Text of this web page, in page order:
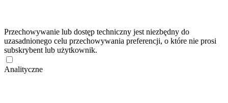
Przechowywanie lub dostęp techniczny jest niezbędny do
uzasadnionego celu przechowywania preferencji, o które nie prosi
subskrybent lub użytkownik.
Analityczne